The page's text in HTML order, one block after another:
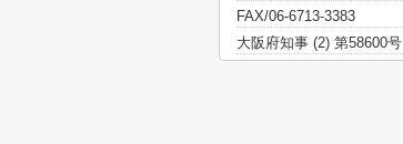
FAX/06-6713-3383
大阪府知事 (2) 第58600号